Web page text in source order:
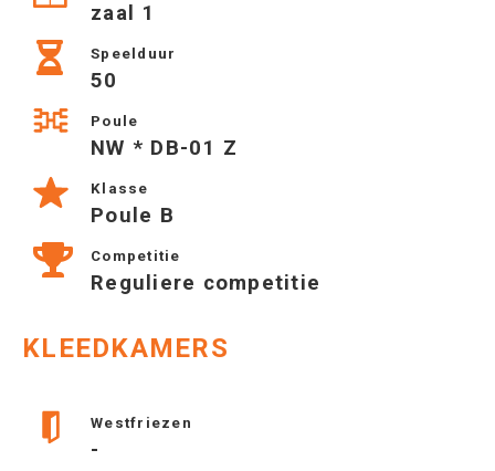
zaal 1
Speelduur
50
Poule
NW * DB-01 Z
Klasse
Poule B
Competitie
Reguliere competitie
KLEEDKAMERS
Westfriezen
-